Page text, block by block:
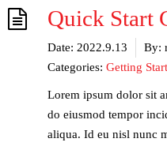
Quick Start
Date: 2022.9.13 By:
Categories: Getting
Lorem ipsum dolor sit
do eiusmod tempor
aliqua. Id eu nisl nunc